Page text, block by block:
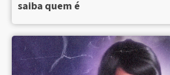
saiba quem é